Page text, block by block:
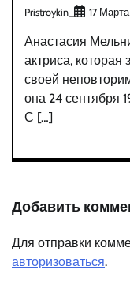
Pristroykin_ 17
Анастасия
актриса, которая
своей
она 24 сентября
С […]
Добавить
Для отправки
авторизоваться.